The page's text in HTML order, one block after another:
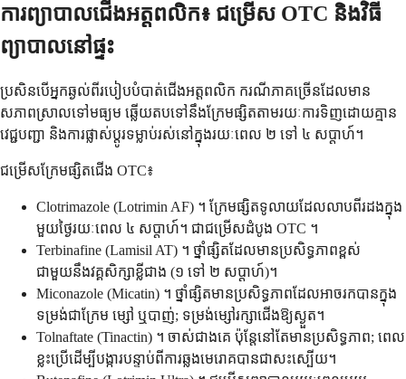
ការព្យាបាលជើងអត្តពលិក៖ ជម្រើស OTC និងវិធី
ព្យាបាលនៅផ្ទះ
ប្រសិនបើអ្នកឆ្ងល់ពីរបៀបបំបាត់ជើងអត្តពលិក ករណីភាគច្រើនដែលមាន
សភាពស្រាលទៅមធ្យម ឆ្លើយតបទៅនឹងក្រែមផ្សិតតាមរយៈការទិញដោយគ្មាន
វេជ្ជបញ្ជា និងការផ្លាស់ប្តូរទម្លាប់រស់នៅក្នុងរយៈពេល ២ ទៅ ៤ សប្តាហ៍។
ជម្រើសក្រែមផ្សិតជើង OTC៖
Clotrimazole (Lotrimin AF) ។ ក្រែមផ្សិតទូលាយដែលលាបពីរដងក្នុង
មួយថ្ងៃរយៈពេល ៤ សប្តាហ៍។ ជាជម្រើសដំបូង OTC ។
Terbinafine (Lamisil AT) ។ ថ្នាំផ្សិតដែលមានប្រសិទ្ធភាពខ្ពស់
ជាមួយនឹងវគ្គសិក្សាខ្លីជាង (១ ទៅ ២ សប្តាហ៍)។
Miconazole (Micatin) ។ ថ្នាំផ្សិតមានប្រសិទ្ធភាពដែលអាចរកបានក្នុង
ទម្រង់ជាក្រែម ម្សៅ ឬបាញ់; ទម្រង់ម្សៅរក្សាជើងឱ្យស្ងួត។
Tolnaftate (Tinactin) ។ ចាស់ជាងគេ ប៉ុន្តែនៅតែមានប្រសិទ្ធភាព; ពេល
ខ្លះប្រើដើម្បីបង្ការបន្ទាប់ពីការឆ្លងមេរោគបានជាសះស្បើយ។